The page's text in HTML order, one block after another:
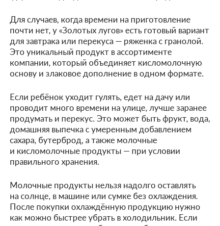
Для случаев, когда времени на приготовление
почти нет, у «Золотых лугов» есть готовый вариант
для завтрака или перекуса — ряженка с гранолой.
Это уникальный продукт в ассортименте
компании, который объединяет кисломолочную
основу и злаковое дополнение в одном формате.
Если ребёнок уходит гулять, едет на дачу или
проводит много времени на улице, лучше заранее
продумать и перекус. Это может быть фрукт, вода,
домашняя выпечка с умеренным добавлением
сахара, бутерброд, а также молочные
и кисломолочные продукты — при условии
правильного хранения.
Молочные продукты нельзя надолго оставлять
на солнце, в машине или сумке без охлаждения.
После покупки охлаждённую продукцию нужно
как можно быстрее убрать в холодильник. Если